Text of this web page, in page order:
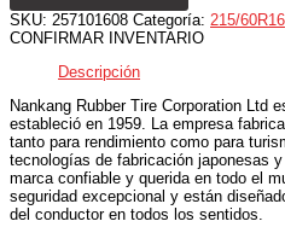
SKU: 257101608 Categoría: 215/60R16
CONFIRMAR INVENTARIO
Descripción
Nankang Rubber Tire Corporation Ltd
estableció en 1959. La empresa
tanto para rendimiento como para
tecnologías de fabricación japonesas
marca confiable y querida en todo el
seguridad excepcional y están
del conductor en todos los sentidos.